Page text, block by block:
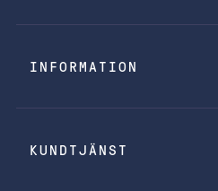
INFORMATION
KUNDTJÄNST